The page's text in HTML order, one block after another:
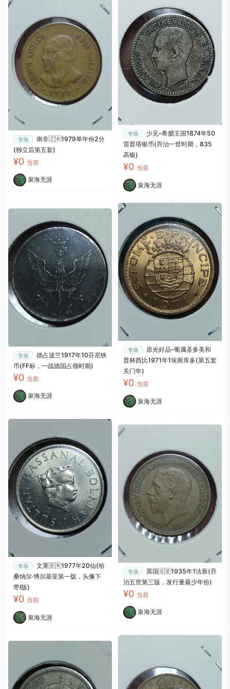
专场
南非🇿🇦1979单年份2分
(独立后第五套)
¥0 当前
泉海无涯
专场
少见–希腊王国1874年50
雷普塔银币(乔治一世时期，835
高银)
¥0 当前
泉海无涯
专场
德占波兰1917年10芬尼铁
币(FF标，一战德国占领时期)
¥0 当前
泉海无涯
专场
原光好品–葡属圣多美和
普林西比1971年1埃斯库多(第五套
关门年)
¥0 当前
泉海无涯
专场
文莱🇧🇳1977年20仙(哈
桑纳尔·博尔基亚第一版，头像下
带I版)
¥0 当前
泉海无涯
专场
英国🇬🇧1935年1法新(乔
治五世第三版，发行量最少年份)
¥0 当前
泉海无涯